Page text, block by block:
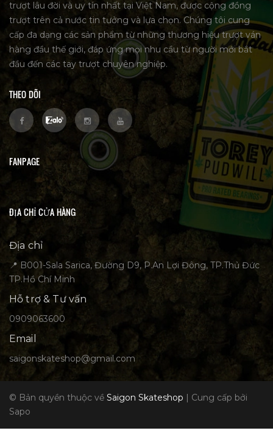
trượt lâu đời và uy tín nhất tại Việt Nam, được cộng đồng
trượt trên cả nước tin tưởng và lựa chọn. Chúng tôi cung
cấp đa dạng các sản phẩm từ những thương hiệu trượt ván
hàng đầu thế giới, đáp ứng mọi nhu cầu từ người mới bắt
đầu đến các tay trượt chuyên nghiệp.
THEO DÕI
FANPAGE
ĐỊA CHỈ CỬA HÀNG
Địa chỉ
📍 B001-Sala Sarica, Đường D9, P.An Lợi Đông, TP.Thủ Đức
TP.Hồ Chí Minh
Hỗ trợ & Tư vấn
0909063600
Email
saigonskateshop@gmail.com
© Bản quyền thuộc về Saigon Skateshop | Cung cấp bởi
Sapo